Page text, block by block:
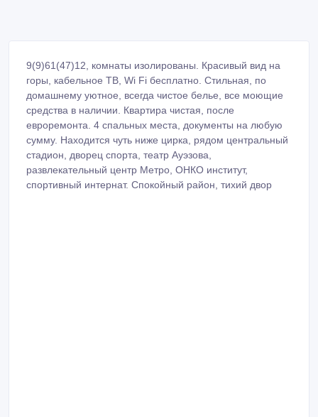
9(9)61(47)12, комнаты изолированы. Красивый вид на
горы, кабельное ТВ, Wi Fi бесплатно. Стильная, по
домашнему уютное, всегда чистое белье, все моющие
средства в наличии. Квартира чистая, после
евроремонта. 4 спальных места, документы на любую
сумму. Находится чуть ниже цирка, рядом центральный
стадион, дворец спорта, театр Ауэзова,
развлекательный центр Метро, ОНКО институт,
спортивный интернат. Спокойный район, тихий двор